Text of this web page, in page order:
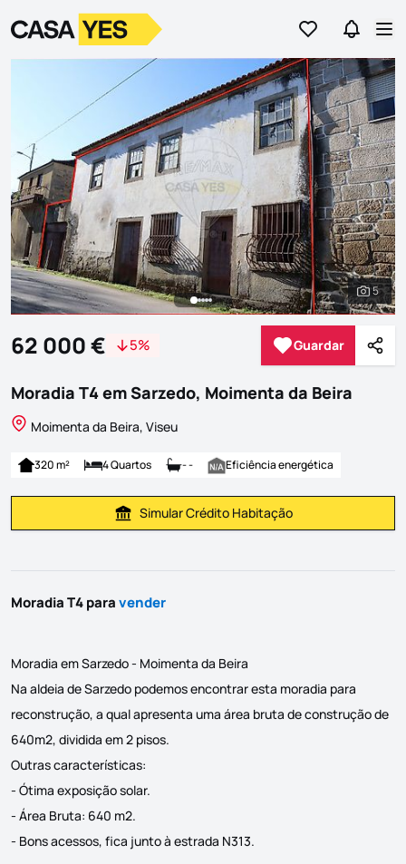
Ir para osIr para
LogoIr para a homepage
Ver
5
62 000 € 5% Guardar
Guardar
Moradia T4 em Sarzedo, Moimenta da Beira
Moimenta da Beira, Viseu
320 m² 4 Quartos - - Eficiência energética
Simular Prestação
Simular Crédito Habitação
Moradia T4 paravender
Moradia em Sarzedo - Moimenta da Beira
Na aldeia de Sarzedo podemos encontrar esta moradia para
reconstrução, a qual apresenta uma área bruta de construção de
640m2, dividida em 2 pisos.
Outras características:
- Ótima exposição solar.
- Área Bruta: 640 m2.
- Bons acessos, fica junto à estrada N313.